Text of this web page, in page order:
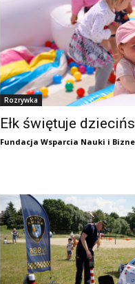
Rozrywka
Ełk świętuje
Fundacja Wsparcia Nauki i